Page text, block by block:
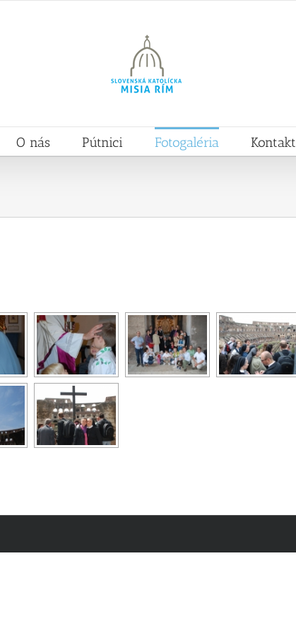
O nás Pútnici Fotogaléria Kontakt